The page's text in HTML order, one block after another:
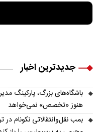
جدیدترین اخبار
باشگاه‌های بزرگ، پارکینگ
هنوز «تخصص» نمی‌خواهد
بمب نقل‌وانتقالاتی نکونام